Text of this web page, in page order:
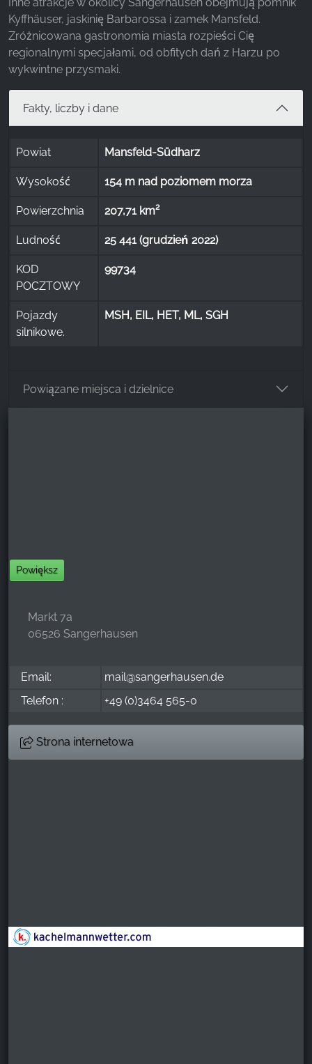
Kyffhäuser, jaskinię Barbarossa i zamek Mansfeld.
Zróżnicowana gastronomia miasta rozpieści Cię
regionalnymi specjałami, od obfitych dań z Harzu po
wykwintne przysmaki.
Fakty, liczby i dane
Powiat Mansfeld-Südharz
Wysokość 154 m nad poziomem morza
Powierzchnia 207,71 km²
Ludność 25 441 (grudzień 2022)
KOD
POCZTOWY
99734
Pojazdy
silnikowe.
MSH, EIL, HET, ML, SGH
Powiązane miejsca i dzielnice
Powiększ
Markt 7a
06526 Sangerhausen
Email:
mail@sangerhausen.de
Telefon :
+49 (0)3464 565-0
Strona internetowa
Cookie duration:
24 godziny - 2 lata